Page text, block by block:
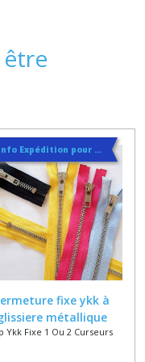
Voir Info Expédition pour Régler les Frais de Port au Meilleur Prix , En haut d'ecran à Droite
fixe ykk à
métallique
6 mm dans 27
Ykk Fixe 1 Ou 2 Curseurs